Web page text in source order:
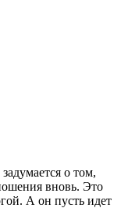
о том,
вновь. Это
А он пусть идет